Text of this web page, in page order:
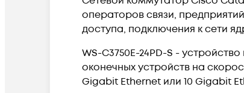
операторов связи,
доступа, подключения к сети
WS-C3750E-24PD-S -
оконечных устройств на
Gigabit Ethernet или 10 Gigabit